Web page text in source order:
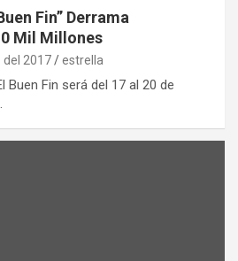
Fin” Derrama
Mil Millones
del 2017 estrella
Buen Fin será del 17 al 20 de